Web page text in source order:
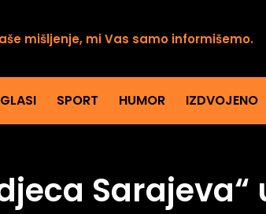
mišljenje, mi Vas samo informišemo.
SPORT HUMOR IZDVOJENO
Sarajeva“